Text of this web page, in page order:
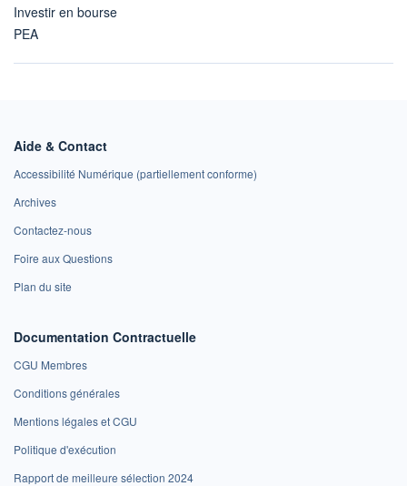
Investir en bourse
PEA
Aide & Contact
Accessibilité Numérique (partiellement conforme)
Archives
Contactez-nous
Foire aux Questions
Plan du site
Documentation Contractuelle
CGU Membres
Conditions générales
Mentions légales et CGU
Politique d'exécution
Rapport de meilleure sélection 2024